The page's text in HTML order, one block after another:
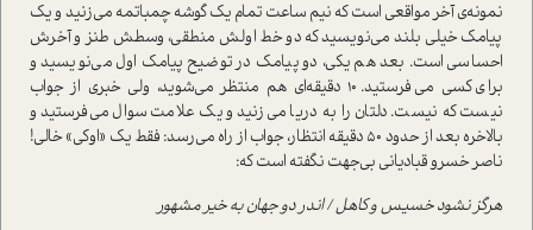
نمونه‌ی آخر مواقعی است که نیم ساعت تمام یک گوشه چمباتمه می‌زنید و یک
پیامک خیلی بلند می‌نویسید که دو خط اولش منطقی، وسطش طنز و آخرش
احساسی است. بعد هم یکی، ‌دو پیامک در توضیح پیامک اول می‌نویسید و
برای کسی می‌فرستید. 10 دقیقه‌ای هم منتظر می‌شوید، ولی خبری از جواب
نیست که نیست. دلتان را به دریا می‌زنید و یک علامت سوال می‌فرستید و
بالاخره بعد از حدود 50 دقیقه انتظار، جواب از راه می‌رسد: فقط یک «اوکی» خالی!
ناصر خسرو قبادیانی بی‌جهت نگفته است که:
هرگز نشود خسیس و کاهل / اندر دو جهان به خیر مشهور